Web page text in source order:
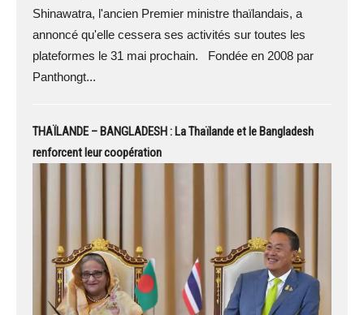
Shinawatra, l'ancien Premier ministre thaïlandais, a
annoncé qu'elle cessera ses activités sur toutes les
plateformes le 31 mai prochain. Fondée en 2008 par
Panthongt...
THAÏLANDE – BANGLADESH : La Thaïlande et le Bangladesh
renforcent leur coopération